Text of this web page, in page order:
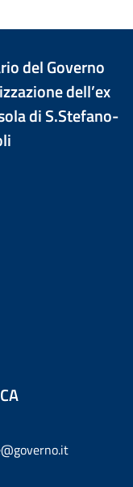
pagina
del Governo
dell’ex
di S.Stefano-